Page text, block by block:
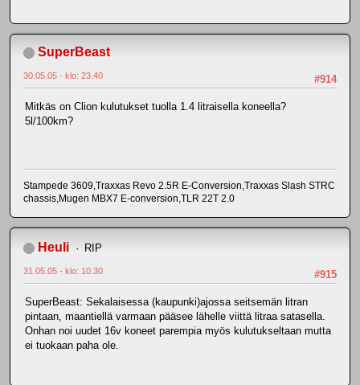
SuperBeast
#914
30.05.05 - klo: 23.40
Mitkäs on Clion kulutukset tuolla 1.4 litraisella koneella?
5l/100km?
Stampede 3609,Traxxas Revo 2.5R E-Conversion,Traxxas Slash STRC
chassis,Mugen MBX7 E-conversion,TLR 22T 2.0
Heuli RIP
#915
31.05.05 - klo: 10.30
SuperBeast: Sekalaisessa (kaupunki)ajossa seitsemän litran
pintaan, maantiellä varmaan pääsee lähelle viittä litraa satasella.
Onhan noi uudet 16v koneet parempia myös kulutukseltaan mutta
ei tuokaan paha ole.